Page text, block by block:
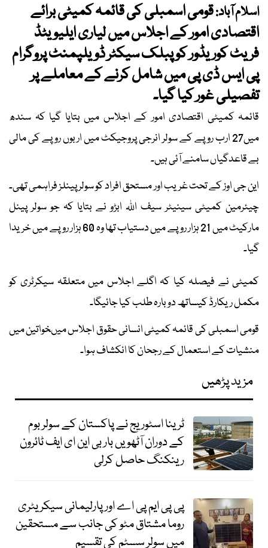
اسلام آباد:قومی اسمبلی کی قائمہ کمیٹی برائے
اقتصادی امور کے اجلاس میں لیاری ایلیویٹڈ
فریٹ کوریڈور کو پبلک سیکٹر ڈویلپمنٹ پروگرام
پی ایس ڈی پی میں شامل کرنے کے معاملے پر
تفصیلی غور کیا گیا۔
قائمہ کمیٹی اقتصادی امور کے اجلاس میں بتایا گیا کہ سندھ
میں27 ارب روپے کے سولر انرجی پروجیکٹ میں اربوں روپے کی مالی
بے قاعدگیاں سامنے آئی ہیں۔
این جی اوز کے تحت غریب اور مستحق افراد کو سولر پینلز فراہمی تھی۔
چیئرمین کمیٹی سینیٹر سیف اللہ ابڑو نے بتایا کہ جو سولر پینل
مارکیٹ میں 21 ہزار روپے میں دستیاب تھا وہ 60 ہزار روپے میں خریدا
گیا۔
کمیٹی نے فیصلہ کیا کہ اگلے اجلاس میں متعلقہ سیکرٹری کو
مکمل ریکارڈ کیساتھ دوبارہ طلب کیا جائیگا۔
قومی اسمبلی کی قائمہ کمیٹی انسانی حقوق اجلاس میںخواتین میں
منشیات کے استعمال کے رجحان کا انکشاف ہوا۔
مزید پڑھیں
ٹرینا اسٹوریج نے پاکستان کے سولر بوم
کے دوران آٹھویں بار بی این ای ایف ٹائرون
رینکنگ حاصل کرلی
پی پی ایم پی اے اور پارلیمانی سیکریٹری
روما مشتاق مٹو کی جانب سے مستحقین
میں سولر سسٹم کی تقسیم